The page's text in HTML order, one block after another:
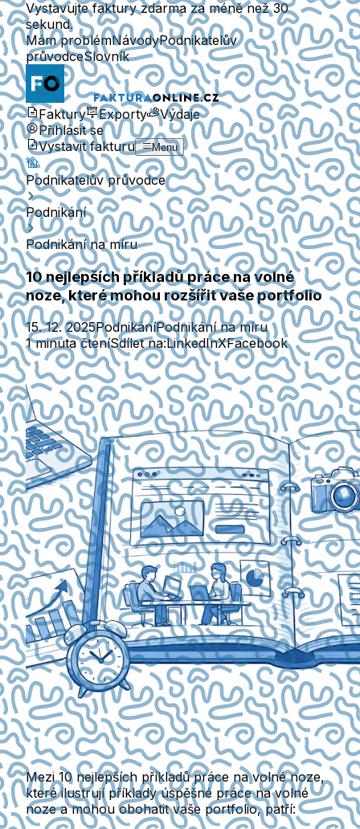
Vystavujte faktury zdarma za méně než 30
sekund.
Mám problémNávodyPodnikatelův
průvodceSlovník
Faktury Exporty
Výdaje
Přihlásit se
Vystavit fakturu
Menu
Podnikatelův průvodce
Podnikání
Podnikání na míru
10 nejlepších příkladů práce na volné
noze, které mohou rozšířit vaše portfolio
15. 12. 2025PodnikáníPodnikání na míru
1 minuta čteníSdílet na:LinkedInXFacebook
Mezi 10 nejlepších příkladů práce na volné noze,
které ilustrují příklady úspěšné práce na volné
noze a mohou obohatit vaše portfolio, patří: